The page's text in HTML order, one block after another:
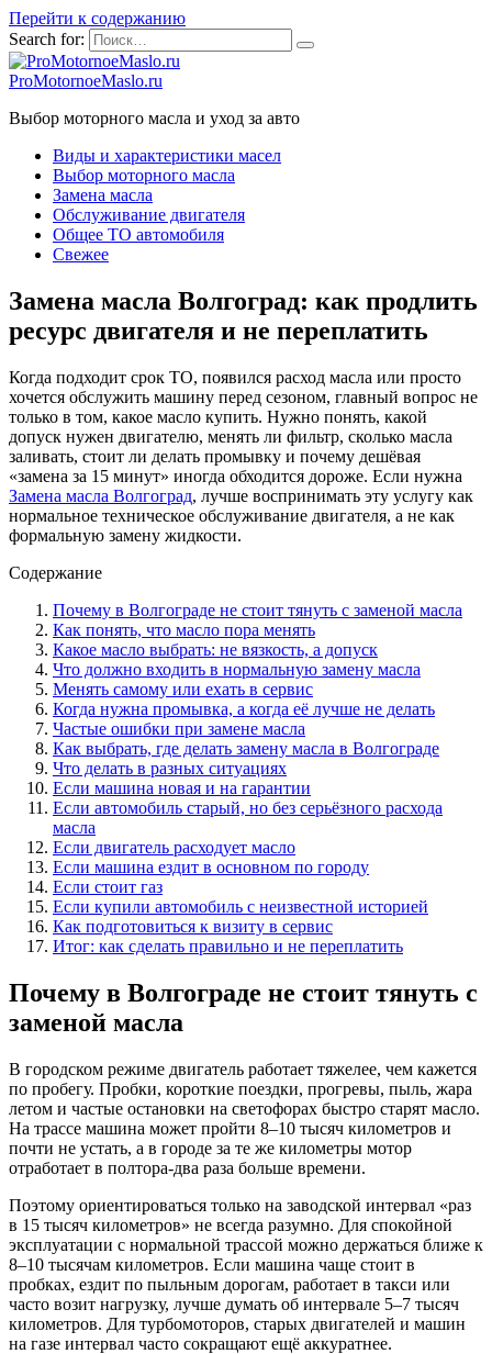
Перейти к содержанию
Search for:
ProMotornoeMaslo.ru
Выбор моторного масла и уход за авто
Виды и характеристики масел
Выбор моторного масла
Замена масла
Обслуживание двигателя
Общее ТО автомобиля
Свежее
Замена масла Волгоград: как продлить
ресурс двигателя и не переплатить
Когда подходит срок ТО, появился расход масла или просто
хочется обслужить машину перед сезоном, главный вопрос не
только в том, какое масло купить. Нужно понять, какой
допуск нужен двигателю, менять ли фильтр, сколько масла
заливать, стоит ли делать промывку и почему дешёвая
«замена за 15 минут» иногда обходится дороже. Если нужна
Замена масла Волгоград, лучше воспринимать эту услугу как
нормальное техническое обслуживание двигателя, а не как
формальную замену жидкости.
Содержание
Почему в Волгограде не стоит тянуть с заменой масла
Как понять, что масло пора менять
Какое масло выбрать: не вязкость, а допуск
Что должно входить в нормальную замену масла
Менять самому или ехать в сервис
Когда нужна промывка, а когда её лучше не делать
Частые ошибки при замене масла
Как выбрать, где делать замену масла в Волгограде
Что делать в разных ситуациях
Если машина новая и на гарантии
Если автомобиль старый, но без серьёзного расхода
масла
Если двигатель расходует масло
Если машина ездит в основном по городу
Если стоит газ
Если купили автомобиль с неизвестной историей
Как подготовиться к визиту в сервис
Итог: как сделать правильно и не переплатить
Почему в Волгограде не стоит тянуть с
заменой масла
В городском режиме двигатель работает тяжелее, чем кажется
по пробегу. Пробки, короткие поездки, прогревы, пыль, жара
летом и частые остановки на светофорах быстро старят масло.
На трассе машина может пройти 8–10 тысяч километров и
почти не устать, а в городе за те же километры мотор
отработает в полтора-два раза больше времени.
Поэтому ориентироваться только на заводской интервал «раз
в 15 тысяч километров» не всегда разумно. Для спокойной
эксплуатации с нормальной трассой можно держаться ближе к
8–10 тысячам километров. Если машина чаще стоит в
пробках, ездит по пыльным дорогам, работает в такси или
часто возит нагрузку, лучше думать об интервале 5–7 тысяч
километров. Для турбомоторов, старых двигателей и машин
на газе интервал часто сокращают ещё аккуратнее.